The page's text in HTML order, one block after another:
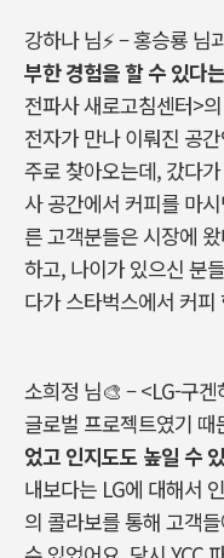
강하나 님⚡–홍승룡 님
부한 경험을 할 수 있다
전파사 새로고침센터>
전자가 만나 이뤄진 공
주로 찾아오는데, 갔다
사 공간에서 커피를 마
른 고객분들은 시장에
하고, 나이가 있으신 분
다가 스타벅스에서 커
소희정 님🎨 –<LG-구겐
글로벌 프로젝트였기 때
었고 인지도도 높일 수
내보다는 LG에 대해서
의 콜라보를 통해 고객